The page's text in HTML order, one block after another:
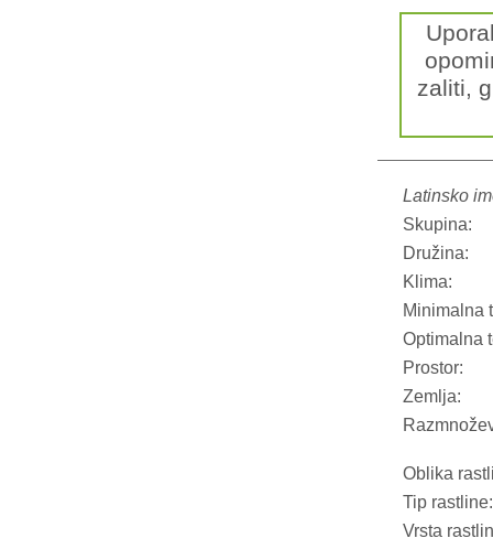
zaliti,
Latinsko
Skupina:
Družina:
Klima:
Minimalna
Optimalna
Prostor:
Zemlja:
Oblika
Tip rastline:
Vrsta